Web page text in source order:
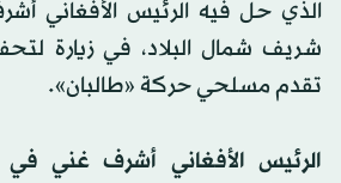
الذي حل فيه الرئيس الأفغاني
شريف شمال البلاد، في زيارة
تقدم مسلحي حركة «طالبان».
الرئيس الأفغاني أشرف غني